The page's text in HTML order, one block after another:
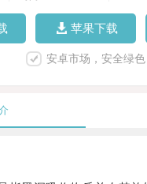
苹果下载
安卓市场，安全绿色